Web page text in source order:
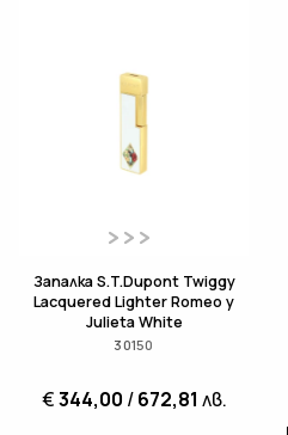
Запалка S.T.Dupont Twiggy
Lacquered Lighter Romeo y
Julieta White
30150
€344,00 /672,81 лв.